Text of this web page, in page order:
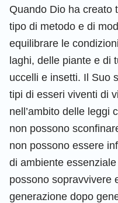
Quando Dio ha creato
tipo di metodo e di
equilibrare le
laghi, delle piante e di
uccelli e insetti. Il Suo
tipi di esseri viventi di
nell’ambito delle leggi
non possono
non possono essere
di ambiente
possono sopravvivere
generazione dopo